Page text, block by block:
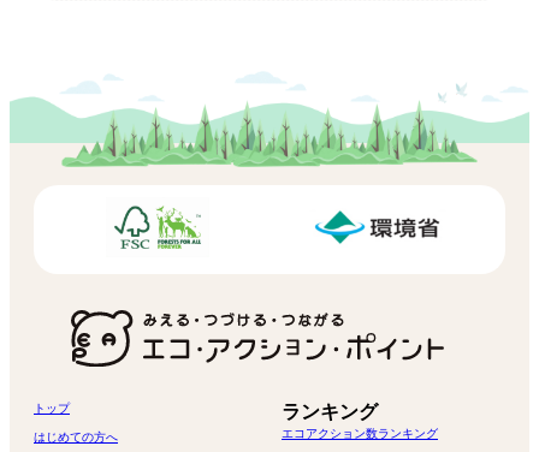
トップ
はじめての方へ
ランキング
エコアクション数ランキング